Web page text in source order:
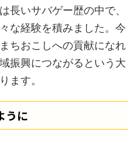
長いサバゲー歴の中で、
な経験を積みました。今
ちおこしへの貢献になれ
振興につながるという大
ます。
うに